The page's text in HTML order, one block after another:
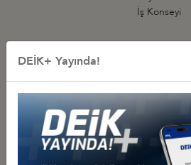
İş Konseyi
DEİK+ Yayında!